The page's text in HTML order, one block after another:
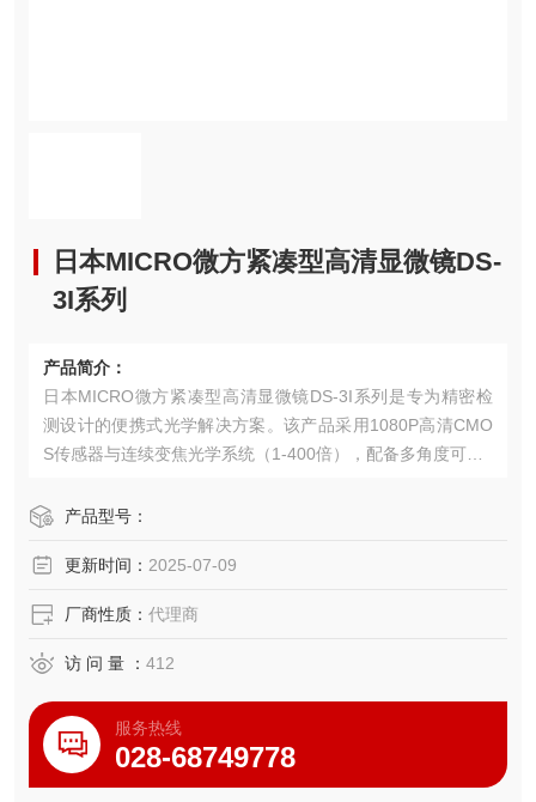
日本MICRO微方紧凑型高清显微镜DS-
3I系列
产品简介：
日本MICRO微方紧凑型高清显微镜DS-3I系列是专为精密检
测设计的便携式光学解决方案。该产品采用1080P高清CMO
S传感器与连续变焦光学系统（1-400倍），配备多角度可调L
00g超轻机身配合94mm工作距离，特别适合半导体封装检
扩展能力成为移动检测领域的有力产品。
产品型号：
更新时间： 2025-07-09
厂商性质： 代理商
访 问 量 ： 412
服务热线
028-68749778